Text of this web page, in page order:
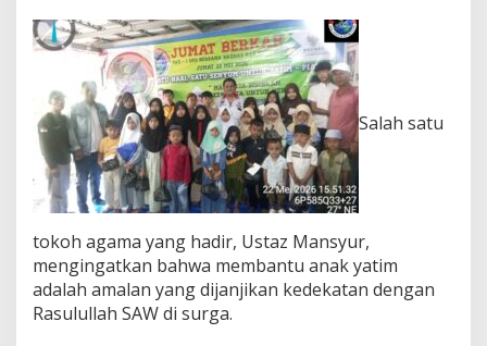
Salah satu
tokoh agama yang hadir, Ustaz Mansyur,
mengingatkan bahwa membantu anak yatim
adalah amalan yang dijanjikan kedekatan dengan
Rasulullah SAW di surga.